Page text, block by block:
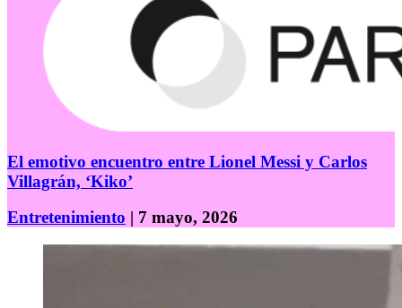
El emotivo encuentro entre Lionel Messi y Carlos
Villagrán, ‘Kiko’
Entretenimiento | 7 mayo, 2026